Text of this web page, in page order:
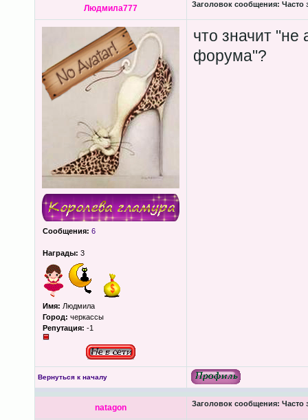
Людмила777 Заголовок сообщения: Часто
Сообщения: 6
Награды: 3
Имя: Людмила
Город: черкассы
Репутация: -1
что значит "не
форума"?
Вернуться к началу
natagon Заголовок сообщения: Часто